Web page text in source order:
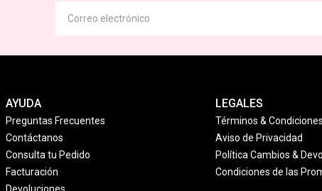
AYUDA
Preguntas Frecuentes
Contáctanos
Consulta tu Pedido
Facturación
LEGALES
Términos & Condiciones
Aviso de Privacidad
Política Cambios &
Condiciones de las